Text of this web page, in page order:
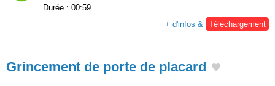
Durée : 00:59.
+ d'infos & Téléchargement
Grincement de porte de placard